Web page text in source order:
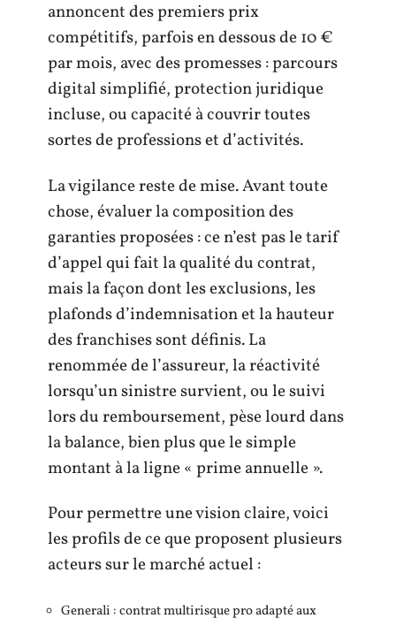
annoncent des premiers prix
compétitifs, parfois en dessous de 10 €
par mois, avec des promesses : parcours
digital simplifié, protection juridique
incluse, ou capacité à couvrir toutes
sortes de professions et d’activités.
La vigilance reste de mise. Avant toute
chose, évaluer la composition des
garanties proposées : ce n’est pas le tarif
d’appel qui fait la qualité du contrat,
mais la façon dont les exclusions, les
plafonds d’indemnisation et la hauteur
des franchises sont définis. La
renommée de l’assureur, la réactivité
lorsqu’un sinistre survient, ou le suivi
lors du remboursement, pèse lourd dans
la balance, bien plus que le simple
montant à la ligne « prime annuelle ».
Pour permettre une vision claire, voici
les profils de ce que proposent plusieurs
acteurs sur le marché actuel :
Generali : contrat multirisque pro adapté aux